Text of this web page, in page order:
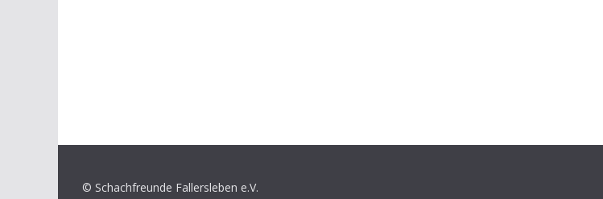
© Schachfreunde Fallersleben e.V.